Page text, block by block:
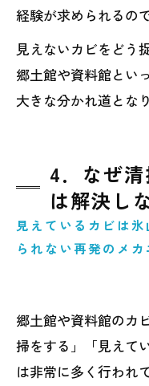
経験が求められるので
見えないカビをどう
郷土館や資料館とい
大きな分かれ道とな
4．なぜ
は解決し
見えているカビは
られない再発のメカ
郷土館や資料館のカ
掃をする」「見えて
は非常に多く行われ